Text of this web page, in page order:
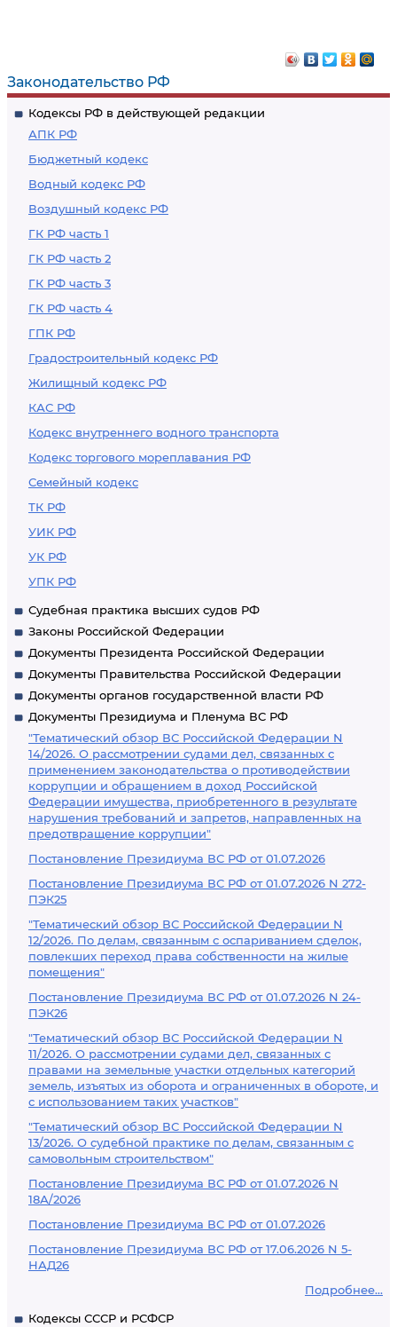
Законодательство РФ
Кодексы РФ в действующей редакции
АПК РФ
Бюджетный кодекс
Водный кодекс РФ
Воздушный кодекс РФ
ГК РФ часть 1
ГК РФ часть 2
ГК РФ часть 3
ГК РФ часть 4
ГПК РФ
Градостроительный кодекс РФ
Жилищный кодекс РФ
КАС РФ
Кодекс внутреннего водного транспорта
Кодекс торгового мореплавания РФ
Семейный кодекс
ТК РФ
УИК РФ
УК РФ
УПК РФ
Судебная практика высших судов РФ
Законы Российской Федерации
Документы Президента Российской Федерации
Документы Правительства Российской Федерации
Документы органов государственной власти РФ
Документы Президиума и Пленума ВС РФ
"Тематический обзор ВС Российской Федерации N
14/2026. О рассмотрении судами дел, связанных с
применением законодательства о противодействии
коррупции и обращением в доход Российской
Федерации имущества, приобретенного в результате
нарушения требований и запретов, направленных на
предотвращение коррупции"
Постановление Президиума ВС РФ от 01.07.2026
Постановление Президиума ВС РФ от 01.07.2026 N 272-
ПЭК25
"Тематический обзор ВС Российской Федерации N
12/2026. По делам, связанным с оспариванием сделок,
повлекших переход права собственности на жилые
помещения"
Постановление Президиума ВС РФ от 01.07.2026 N 24-
ПЭК26
"Тематический обзор ВС Российской Федерации N
11/2026. О рассмотрении судами дел, связанных с
правами на земельные участки отдельных категорий
земель, изъятых из оборота и ограниченных в обороте, и
с использованием таких участков"
"Тематический обзор ВС Российской Федерации N
13/2026. О судебной практике по делам, связанным с
самовольным строительством"
Постановление Президиума ВС РФ от 01.07.2026 N
18А/2026
Постановление Президиума ВС РФ от 01.07.2026
Постановление Президиума ВС РФ от 17.06.2026 N 5-
НАД26
Подробнее...
Кодексы СССР и РСФСР